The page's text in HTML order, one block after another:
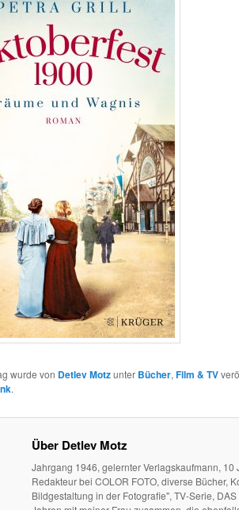
wurde von Detlev Motzunter Bücher,Film & TV
.
Über Detlev Motz
Jahrgang 1946, gelernter Verlagskaufmann, 10
Redakteur bei COLOR FOTO, diverse Bücher,
Bildgestaltung in der Fotografie", TV-Serie,